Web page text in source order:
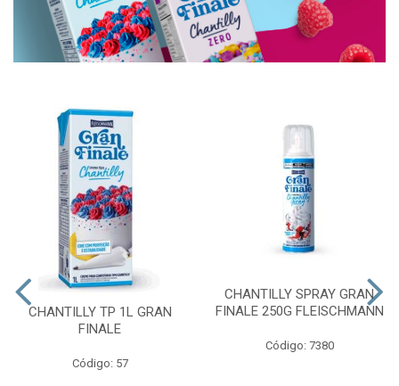
CHANTILLY TP 1L GRAN
FINALE
Código: 57
CHANTILLY SPRAY GRAN
FINALE 250G FLEISCHMANN
Código: 7380